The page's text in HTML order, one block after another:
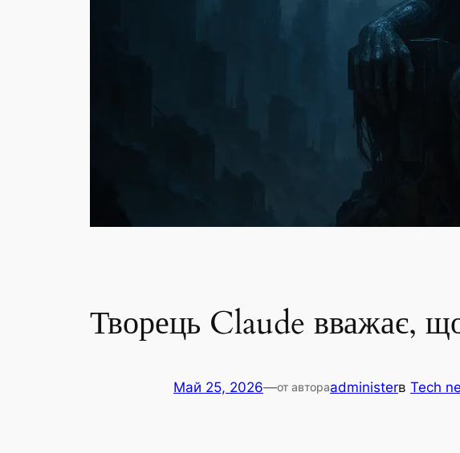
Творець Claude вважає,
Май 25, 2026—от автораadministerв Tech